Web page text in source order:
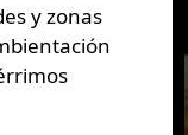
y zonas